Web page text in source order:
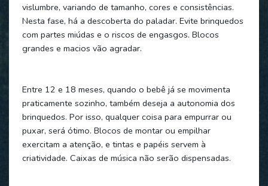
vislumbre, variando de tamanho, cores e consistências.
Nesta fase, há a descoberta do paladar. Evite brinquedos
com partes miúdas e o riscos de engasgos. Blocos
grandes e macios vão agradar.
Entre 12 e 18 meses, quando o bebê já se movimenta
praticamente sozinho, também deseja a autonomia dos
brinquedos. Por isso, qualquer coisa para empurrar ou
puxar, será ótimo. Blocos de montar ou empilhar
exercitam a atenção, e tintas e papéis servem à
criatividade. Caixas de música não serão dispensadas.